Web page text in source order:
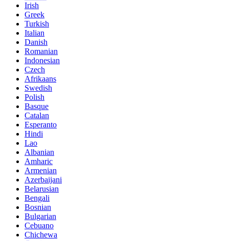
Irish
Greek
Turkish
Italian
Danish
Romanian
Indonesian
Czech
Afrikaans
Swedish
Polish
Basque
Catalan
Esperanto
Hindi
Lao
Albanian
Amharic
Armenian
Azerbaijani
Belarusian
Bengali
Bosnian
Bulgarian
Cebuano
Chichewa